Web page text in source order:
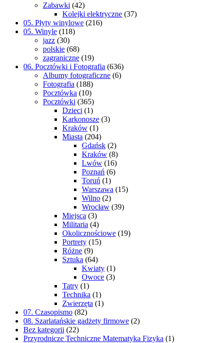
Zabawki (42)
Kolejki elektryczne (37)
05. Płyty winylowe (216)
05. Winyle (118)
jazz (30)
polskie (68)
zagraniczne (19)
06. Pocztówki i Fotografia (636)
Albumy fotograficzne (6)
Fotografia (188)
Pocztówka (10)
Pocztówki (365)
Dzieci (1)
Karkonosze (3)
Kraków (1)
Miasta (204)
Gdańsk (2)
Kraków (8)
Lwów (16)
Poznań (6)
Toruń (1)
Warszawa (15)
Wilno (2)
Wrocław (39)
Miejsca (3)
Militaria (4)
Okolicznościowe (19)
Portrety (15)
Różne (9)
Sztuka (64)
Kwiaty (1)
Owoce (3)
Tatry (1)
Technika (1)
Zwierzęta (1)
07. Czasopismo (82)
08. Szarlatańskie gadżety firmowe (2)
Bez kategorii (22)
Przyrodnicze Techniczne Matematyka Fizyka (1)